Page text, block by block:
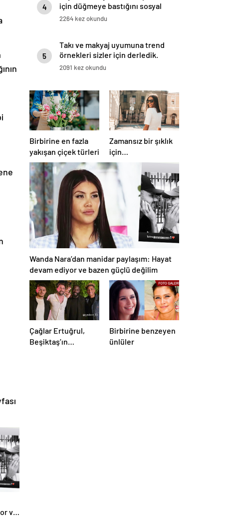
ve
4
için düğmeye bastığını sosyal
medyadan duyurdu!
2264 kez okundu
5
Takı ve makyaj uyumuna trend
örnekleri sizler için derledik.
2091 kez okundu
Birbirine en fazla
yakışan çiçek türleri
Zamansız bir şıklık
için…
Wanda Nara’dan manidar paylaşım: Hayat
devam ediyor ve bazen güçlü değilim
Çağlar Ertuğrul,
Beşiktaş’ın
Birbirine benzeyen
ünlüler